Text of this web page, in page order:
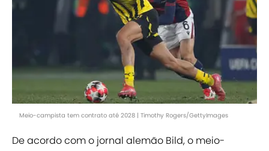
Meio-campista tem contrato até 2028 | Timothy Rogers/GettyImages
De acordo com o jornal alemão Bild, o meio-